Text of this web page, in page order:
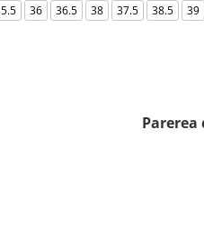
36 36.5 38 37.5 38.5 39